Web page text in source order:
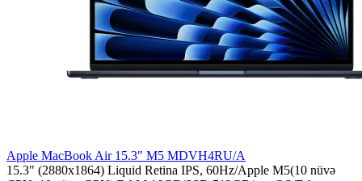
Apple MacBook Air 15.3" M5 MDVH4RU/A
15.3" (2880x1864) Liquid Retina IPS, 60Hz/Apple M5(10 nüvə